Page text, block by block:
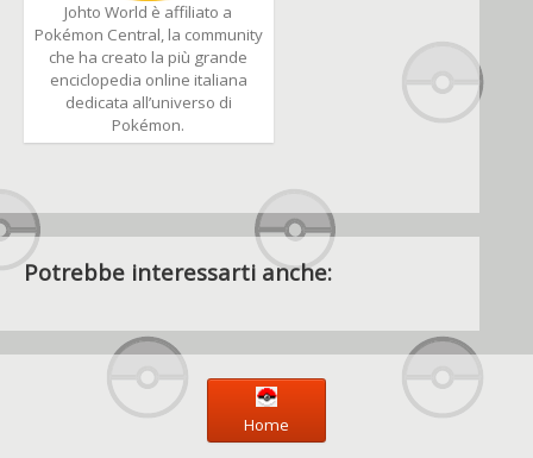
Johto World è affiliato a
Pokémon Central, la community
che ha creato la più grande
enciclopedia online italiana
dedicata all’universo di
Pokémon.
Potrebbe interessarti anche:
Home